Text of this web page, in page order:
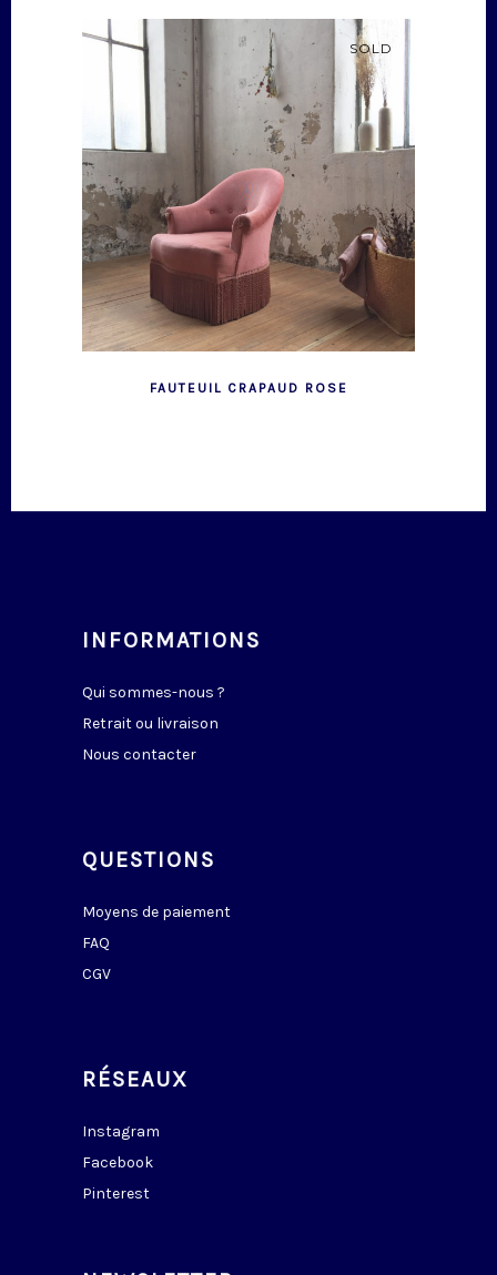
SOLD
FAUTEUIL CRAPAUD ROSE
INFORMATIONS
Qui sommes-nous ?
Retrait ou livraison
Nous contacter
QUESTIONS
Moyens de paiement
FAQ
CGV
RÉSEAUX
Instagram
Facebook
Pinterest